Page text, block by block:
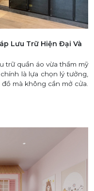
Lưu Trữ Hiện Đại Và
trữ quần áo vừa thẩm mỹ
là lựa chọn lý tưởng,
mà không cần mở cửa.